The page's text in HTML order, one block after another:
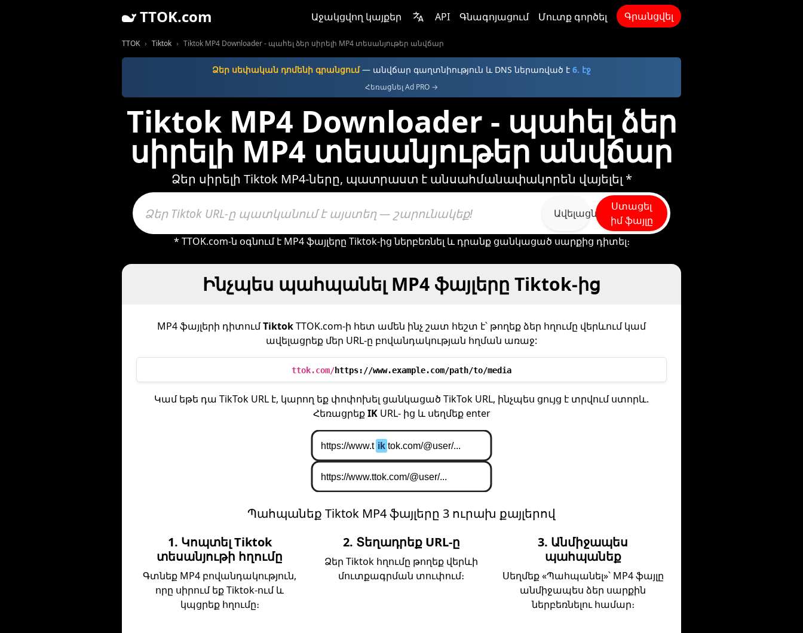
TTOK.com Աջակցվող կայքեր API Գնագոյացում Մուտք գործել Գրանցվել
TTOK Tiktok Tiktok MP4 Downloader - պահել ձեր սիրելի MP4 տեսանյութեր անվճար
Ձեր սեփական դոմենի գրանցում— անվճար գաղտնիություն և DNS ներառված է 6. էջ
Հեռացնել Ad PRO →
Tiktok MP4 Downloader - պահել ձեր
սիրելի MP4 տեսանյութեր անվճար
Ձեր սիրելի Tiktok MP4-ները, պատրաստ է անսահմանափակորեն վայելել *
Ավելացնել
Ստացել
իմ ֆայլը
* TTOK.com-ն օգնում է MP4 ֆայլերը Tiktok-ից ներբեռնել և դրանք ցանկացած սարքից դիտել։
Ինչպես պահպանել MP4 ֆայլերը Tiktok-ից
MP4 ֆայլերի դիտումTiktokTTOK.com-ի հետ ամեն ինչ շատ հեշտ է՝ թողեք ձեր հղումը վերևում կամ
ավելացրեք մեր URL-ը բովանդակության հղման առաջ:
ttok.com/https://www.example.com/path/to/media
Կամ եթե դա TikTok URL է, կարող եք փոփոխել ցանկացած TikTok URL, ինչպես ցույց է տրվում ստորև.
ՀեռացրեքIKURL- ից և սեղմեք enter
Պահպանեք Tiktok MP4 ֆայլերը 3 ուրախ քայլերով
1. Կոպտել Tiktok
տեսանյութի հղումը
Գտնեք MP4 բովանդակություն,
որը սիրում եք Tiktok-ում և
կպցրեք հղումը։
2. Տեղադրեք URL-ը
Ձեր Tiktok հղումը թողեք վերևի
մուտքագրման տուփում։
3. Անմիջապես
պահպանեք
Սեղմեք «Պահպանել»՝ MP4 ֆայլը
անմիջապես ձեր սարքին
ներբեռնելու համար։